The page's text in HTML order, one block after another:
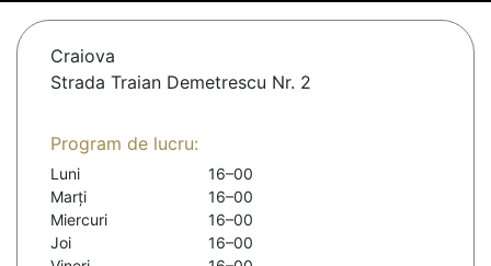
Craiova
Strada Traian Demetrescu Nr. 2
Program de lucru:
Luni
16–00
Marți
16–00
Miercuri
16–00
Joi
16–00